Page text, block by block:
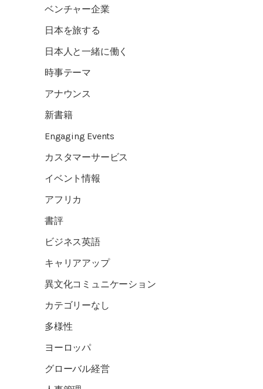
ベンチャー企業
日本を旅する
日本人と一緒に働く
時事テーマ
アナウンス
新書籍
Engaging Events
カスタマーサービス
イベント情報
アフリカ
書評
ビジネス英語
キャリアアップ
異文化コミュニケーション
カテゴリーなし
多様性
ヨーロッパ
グローバル経営